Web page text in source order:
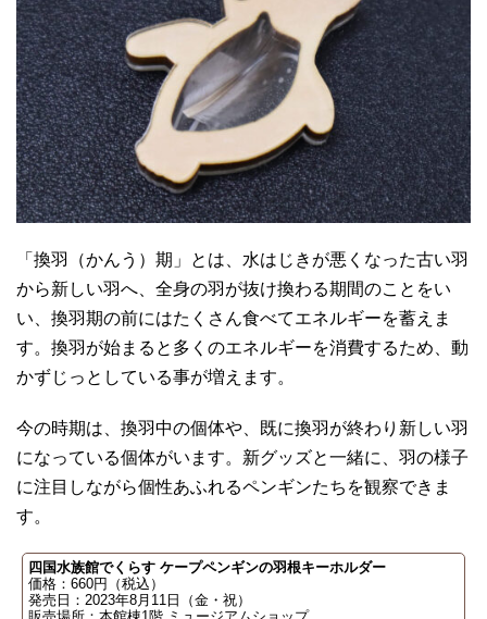
「換羽（かんう）期」とは、水はじきが悪くなった古い羽
から新しい羽へ、全身の羽が抜け換わる期間のことをい
い、換羽期の前にはたくさん食べてエネルギーを蓄えま
す。換羽が始まると多くのエネルギーを消費するため、動
かずじっとしている事が増えます。
今の時期は、換羽中の個体や、既に換羽が終わり新しい羽
になっている個体がいます。新グッズと一緒に、羽の様子
に注目しながら個性あふれるペンギンたちを観察できま
す。
四国水族館でくらす ケープペンギンの羽根キーホルダー
価格：660円（税込）
発売日：2023年8月11日（金・祝）